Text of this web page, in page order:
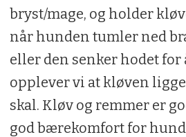
bryst/mage, og holder
når hunden tumler ned
eller den senker hodet for
opplever vi at kløven
skal. Kløv og remmer er
god bærekomfort for